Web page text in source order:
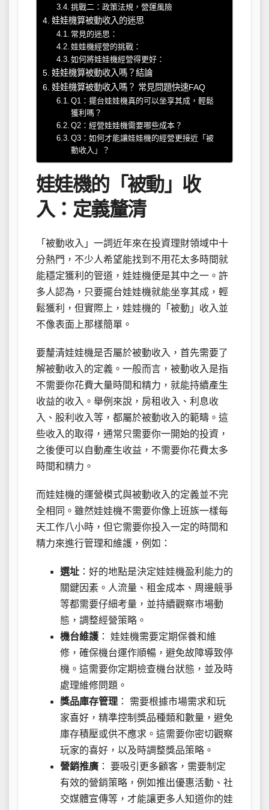
挑戰二：政策法規，營運風險
娃娃機算被動收入的迷思
常見的迷思：
娃娃機經營的挑戰：
如何將娃娃機經營得更好：
娃娃機算被動收入嗎？結論
娃娃機算被動收入嗎？ 常見問題快速FAQ
Q1：擺台娃娃機真的可以坐享其成，輕鬆
獲利嗎？
Q2：經營娃娃機需要哪些成本？
Q3：如何才能讓娃娃機的經營更接近「被
動收入」？
娃娃機的「被動」收
入：定義釐清
「被動收入」一詞近年來在投資理財領域中十
分熱門，不少人希望能找到不用花太多時間就
能穩定獲利的管道，娃娃機便是其中之一。許
多人認為，只要擺台娃娃機就能坐享其成，輕
鬆獲利，但實際上，娃娃機的「被動」收入並
不像表面上那樣簡單。
要釐清娃娃機是否屬於被動收入，首先需要了
解被動收入的定義。一般而言，被動收入是指
不需要你花費大量時間和精力，就能持續產生
收益的收入。舉例來說，房租收入、利息收
入、股利收入等，都屬於被動收入的範疇。這
些收入的取得，通常只需要你一開始的投資，
之後便可以自動產生收益，不需要你花費太多
時間和精力。
而娃娃機的運營模式與被動收入的定義並不完
全相同。雖然娃娃機不需要你像上班族一樣每
天工作八小時，但它需要你投入一定的時間和
精力來進行管理和維護，例如：
選址 ：好的地點是決定娃娃機盈利能力的
關鍵因素。人流量、租金成本、周邊競爭
等都需要仔細考量，並持續觀察市場動
態，調整經營策略。
機台維護 ： 娃娃機需要定期保養和維
修，確保機台運作順暢，避免故障導致停
機。這需要你定期檢查機台狀態，並及時
處理維修問題。
獎品庫存管理 ： 需要根據市場需求和玩
家喜好，精準控制獎品種類和數量，避免
庫存積壓或供不應求。這需要你密切觀察
玩家的喜好，以及時調整獎品策略。
營銷推廣 ： 要吸引更多顧客，需要制定
有效的營銷策略，例如推出優惠活動、社
交媒體宣傳等，才能讓更多人知道你的娃